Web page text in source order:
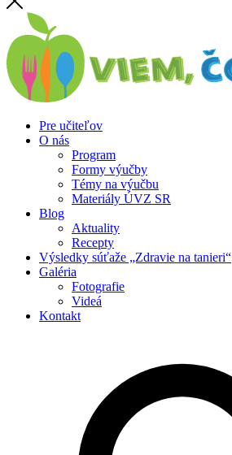
Pre učiteľov
O nás
Program
Formy výučby
Témy na výučbu
Materiály ÚVZ SR
Blog
Aktuality
Recepty
Výsledky súťaže „Zdravie na tanieri“
Galéria
Fotografie
Videá
Kontakt